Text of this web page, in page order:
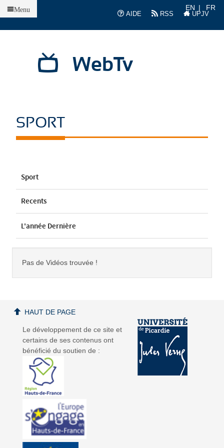
AIDE
RSS UPJV
EN FR
WebTv
Menu
SPORT
Sport
Recents
L'année Dernière
Pas de Vidéos trouvée !
Le développement de ce site et
certains de ses contenus ont
bénéficié du soutien de :
HAUT DE PAGE